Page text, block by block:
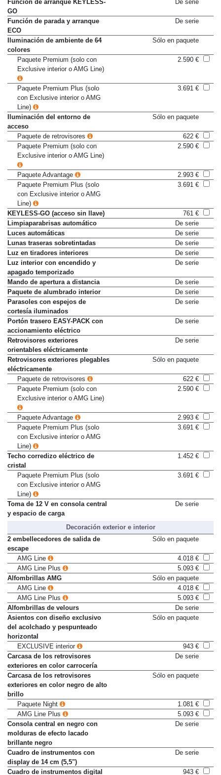
Función de arranque KEYLESS-
GO
Función de parada y arranque
ECO
Iluminación de ambiente de 64
colores
Paquete Premium (solo con
Exclusive interior o AMG Line)
Paquete Premium Plus (solo
con Exclusive interior o AMG
Line)
Iluminación del entorno de
acceso
Paquete de retrovisores
622 €
Paquete Premium (solo con
Exclusive interior o AMG Line)
Paquete Advantage
2.993 €
Paquete Premium Plus (solo
con Exclusive interior o AMG
Line)
KEYLESS-GO (acceso sin llave)
761 €
Limpiaparabrisas automático
De serie
Luces automáticas
De serie
Lunas traseras sobretintadas
De serie
Luz en tiradores interiores
De serie
Luz interior con encendido y
apagado temporizado
Mando de apertura a distancia
De serie
Paquete de alumbrado interior
De serie
Parasoles con espejos de
cortesía iluminados
Portón trasero EASY-PACK con
accionamiento eléctrico
Retrovisores exteriores
orientables eléctricamente
Retrovisores exteriores plegables
eléctricamente
Paquete de retrovisores
622 €
Paquete Premium (solo con
Exclusive interior o AMG Line)
Paquete Advantage
2.993 €
Paquete Premium Plus (solo
con Exclusive interior o AMG
Line)
Techo corredizo eléctrico de
cristal
Paquete Premium Plus (solo
con Exclusive interior o AMG
Line)
Toma de 12 V en consola central
Decoración exterior e interior
2 embellecedores de salida de
escape
AMG Line
4.018 €
AMG Line Plus
5.093 €
Alfombrillas AMG
Sólo en paquete
AMG Line
4.018 €
AMG Line Plus
5.093 €
Alfombrillas de velours
De serie
Asientos con diseño exclusivo
del acolchado y pespunteado
horizontal
EXCLUSIVE interior
943 €
Carcasa de los retrovisores
exteriores en color carrocería
Carcasa de los retrovisores
exteriores en color negro de alto
brillo
Paquete Night
1.081 €
AMG Line Plus
5.093 €
Consola central en negro con
molduras de efecto lacado
brillante negro
Cuadro de instrumentos con
display de 14 cm (5,5")